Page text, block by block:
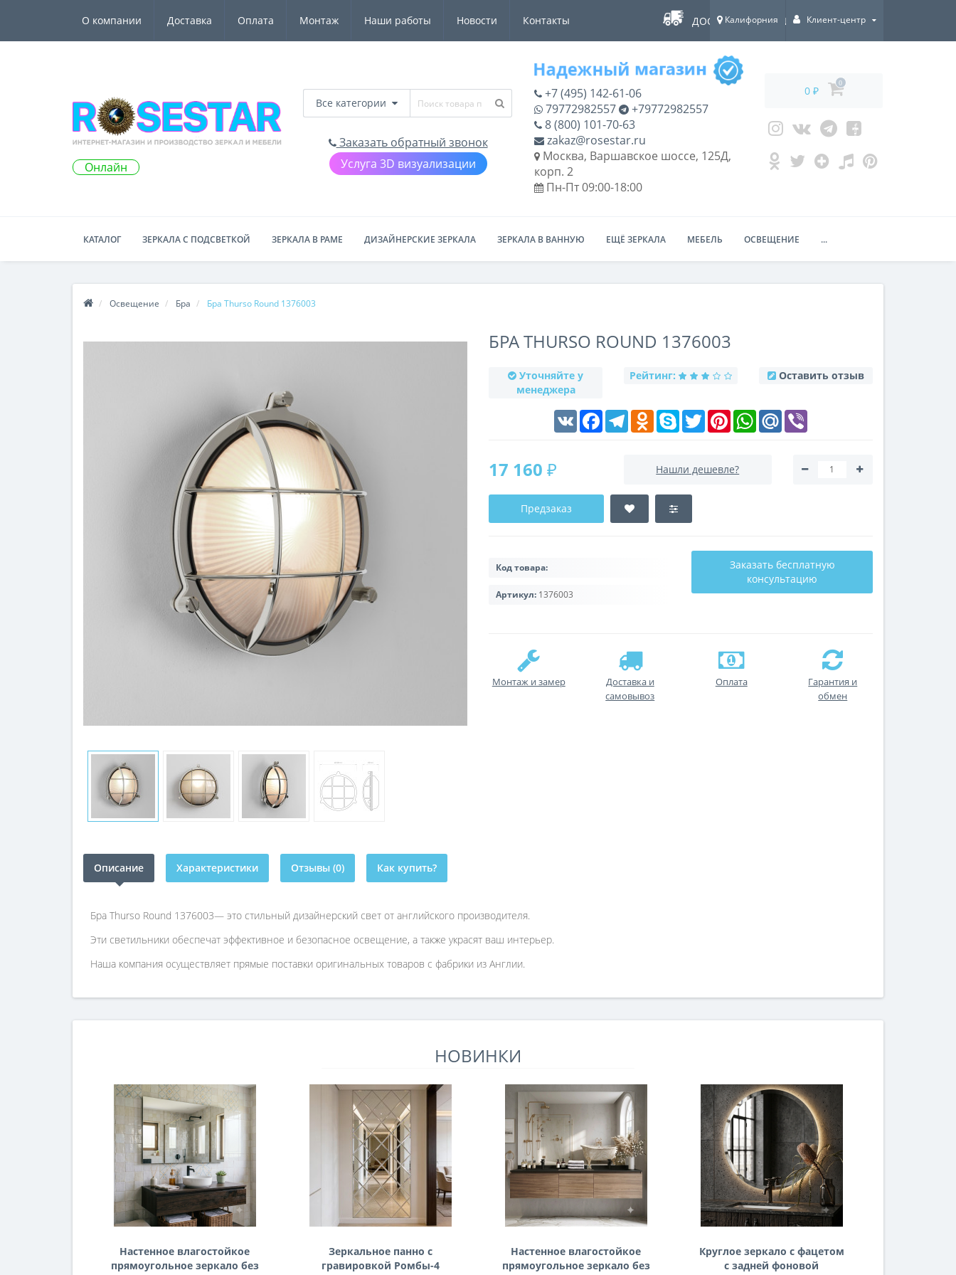
О компании Доставка Оплата Монтаж Наши работы Новости Контакты ДОСТАВКА ПО ВСЕЙ РОССИИ!
Калифорния Клиент-центр
Онлайн
Все категории
Заказать обратный звонок
Услуга 3D визуализации
+7 (495) 142-61-06
79772982557
+79772982557
8 (800) 101-70-63
zakaz@rosestar.ru
Москва, Варшавское шоссе, 125Д,
корп. 2
Пн-Пт 09:00-18:00
0 ₽
0
КАТАЛОГ ЗЕРКАЛА С ПОДСВЕТКОЙ ЗЕРКАЛА В РАМЕ ДИЗАЙНЕРСКИЕ ЗЕРКАЛА ЗЕРКАЛА В ВАННУЮ ЕЩЁ ЗЕРКАЛА МЕБЕЛЬ ОСВЕЩЕНИЕ ...
Освещение Бра Бра Thurso Round 1376003
БРА THURSO ROUND 1376003
Уточняйте у
менеджера
Рейтинг: Оставить отзыв
VK FacebookTelegramOdnoklassniki
Skype Twitter PinterestWhatsAppMail.Ru
17 160 ₽ Нашли дешевле?
Предзаказ
Код товара:
Артикул: 1376003
Заказать бесплатную
консультацию
Монтаж и замер
Доставка и
самовывоз
Оплата
Гарантия и
обмен
Описание Характеристики Отзывы (0) Как купить?
Бра Thurso Round 1376003— это стильный дизайнерский свет от английского производителя.
Эти светильники обеспечат эффективное и безопасное освещение, а также украсят ваш интерьер.
Наша компания осуществляет прямые поставки оригинальных товаров с фабрики из Англии.
НОВИНКИ
Настенное влагостойкое
прямоугольное зеркало без
Зеркальное панно с
гравировкой Ромбы-4
Настенное влагостойкое
прямоугольное зеркало без
Круглое зеркало с фацетом
с задней фоновой